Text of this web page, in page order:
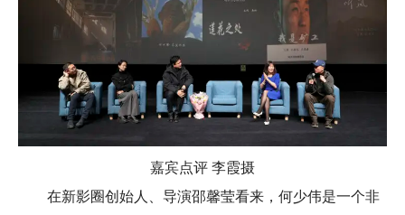
嘉宾点评 李霞摄
在新影圈创始人、导演邵馨莹看来，何少伟是一个非